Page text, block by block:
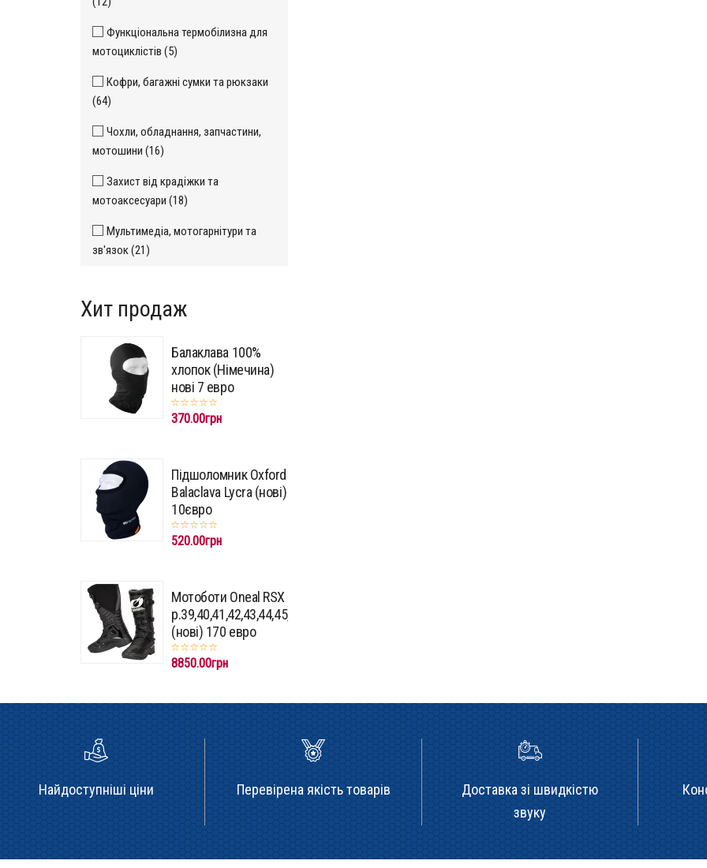
Функціональна термобілизна для
мотоциклістів (5)
Кофри, багажні сумки та рюкзаки
(64)
Чохли, обладнання, запчастини,
мотошини (16)
Захист від крадіжки та
мотоаксесуари (18)
Мультимедіа, мотогарнітури та
зв'язок (21)
Хит продаж
Балаклава 100%
хлопок (Німечина)
нові 7 евро
370.00грн
Підшоломник Oxford
Balaclava Lycra (нові)
10євро
520.00грн
Мотоботи Oneal RSX
p.39,40,41,42,43,44,45,46,47
(нові) 170 евро
8850.00грн
Найдоступніші ціни Перевірена якість товарів
Доставка зі швидкістю
звуку